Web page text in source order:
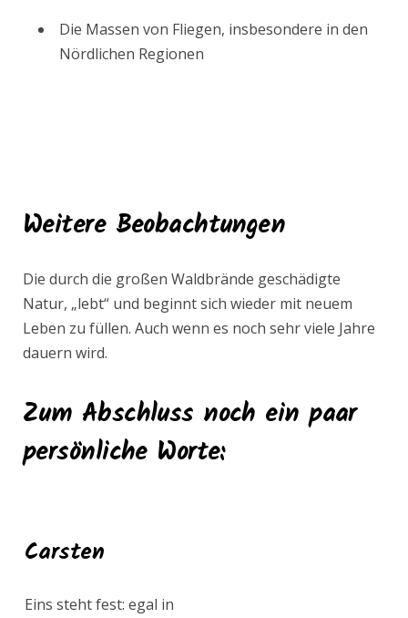
Die Massen von Fliegen, insbesondere in den
Nördlichen Regionen
Weitere Beobachtungen
Die durch die großen Waldbrände geschädigte
Natur, „lebt“ und beginnt sich wieder mit neuem
Leben zu füllen. Auch wenn es noch sehr viele Jahre
dauern wird.
Zum Abschluss noch ein paar
persönliche Worte:
Carsten
Eins steht fest: egal in